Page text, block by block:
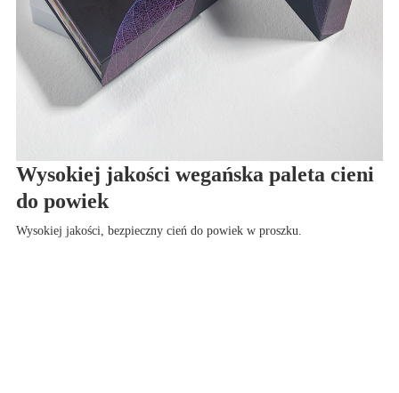
Wysokiej jakości wegańska paleta cieni
do powiek
Wysokiej jakości, bezpieczny cień do powiek w proszku.